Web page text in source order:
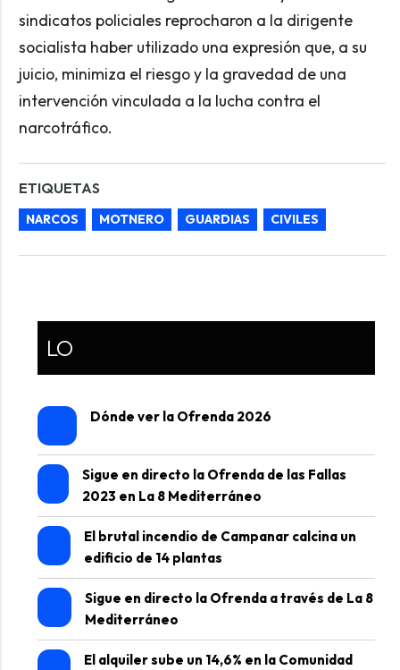
sindicatos policiales reprocharon a la dirigente
socialista haber utilizado una expresión que, a su
juicio, minimiza el riesgo y la gravedad de una
intervención vinculada a la lucha contra el
narcotráfico.
ETIQUETAS
NARCOS MOTNERO GUARDIAS CIVILES
LO
Dónde ver la Ofrenda 2026
Sigue en directo la Ofrenda de las Fallas
2023 en La 8 Mediterráneo
El brutal incendio de Campanar calcina un
edificio de 14 plantas
Sigue en directo la Ofrenda a través de La 8
Mediterráneo
El alquiler sube un 14,6% en la Comunidad